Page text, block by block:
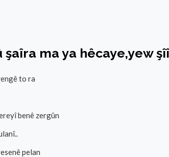
şaîra ma ya hêcaye,yew
to ra
benê zergûn
pelan